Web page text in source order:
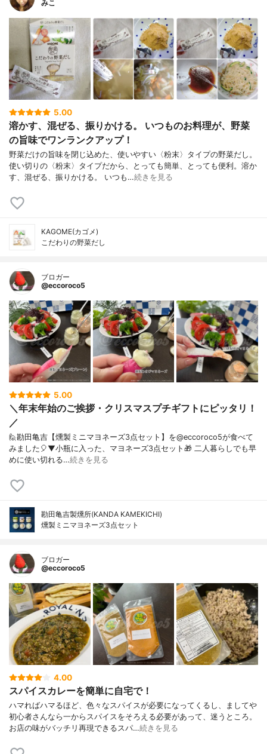
みこ
5.00
溶かす、混ぜる、振りかける。 いつものお料理が、野菜
の旨味でワンランクアップ！
野菜だけの旨味を閉じ込めた、使いやすい〈粉末〉タイプの野菜だし。
使い切りの〈粉末〉タイプだから、とっても簡単、とっても便利。溶か
す、混ぜる、振りかける。 いつも…続きを見る
KAGOME(カゴメ)
こだわりの野菜だし
ブロガー
@eccoroco5
5.00
＼年末年始のご挨拶・クリスマスプチギフトにピッタリ！
／
🙋勘田亀吉【燻製ミニマヨネーズ3点セット】を@eccoroco5が食べて
みました🎈⁡⁡⁡▼⁡小瓶に入った、マヨネーズ3点セット🎁 二人暮らしでも早
めに使い切れる…続きを見る
勘田亀吉製燻所(KANDA KAMEKICHI)
燻製ミニマヨネーズ3点セット
ブロガー
@eccoroco5
4.00
スパイスカレーを簡単に自宅で！
ハマればハマるほど、色々なスパイスが必要になってくるし、ましてや
初心者さんなら一からスパイスをそろえる必要があって、迷うところ。
お店の味がバッチリ再現できるスパ…続きを見る